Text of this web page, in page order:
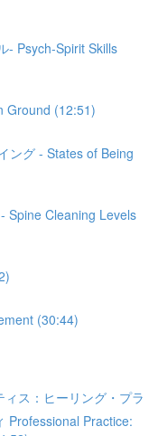
- Psych-Spirit Skills
Ground (12:51)
ング - States of Being
Spine Cleaning Levels
(30:44)
ス：ヒーリング・プラ
Professional Practice: